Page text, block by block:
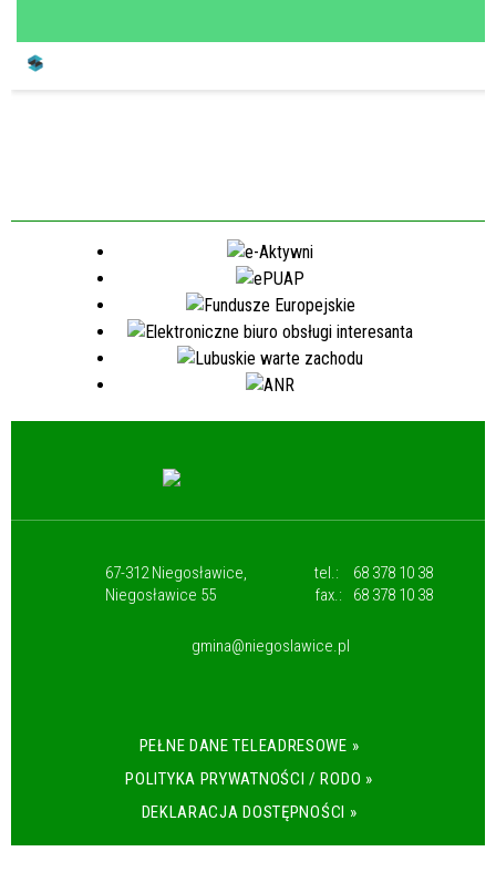
67-312 Niegosławice,
Niegosławice 55
tel.:
68 378 10 38
fax.:
68 378 10 38
gmina@niegoslawice.pl
PEŁNE DANE TELEADRESOWE »
POLITYKA PRYWATNOŚCI / RODO »
DEKLARACJA DOSTĘPNOŚCI »